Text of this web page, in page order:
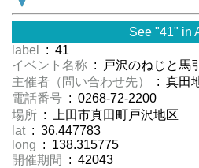
See "41" in
label
: 41
イベント名称 : 戸沢のねじと馬
主催者（問い合わせ先）
: 真田
電話番号 : 0268-72-2200
場所 : 上田市真田町戸沢地区
lat : 36.447783
long : 138.315775
開催期間
: 42043